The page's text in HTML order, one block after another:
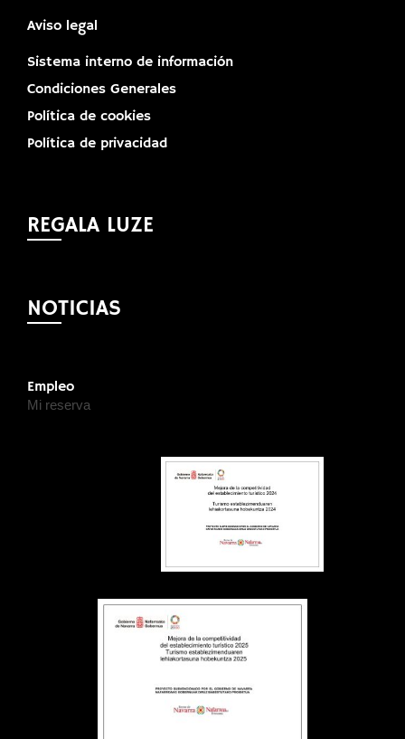
Aviso legal
Sistema interno de información
Condiciones Generales
Política de cookies
Política de privacidad
REGALA LUZE
NOTICIAS
Empleo
Mi reserva